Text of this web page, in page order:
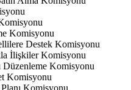
Komisyonu
Destek Komisyonu
İlişkiler Komisyonu
Düzenleme Komisyonu
Komisyonu